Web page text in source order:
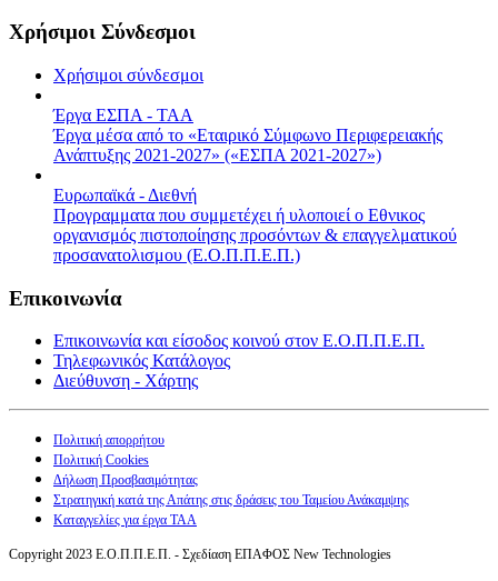
Χρήσιμοι Σύνδεσμοι
Χρήσιμοι σύνδεσμοι
Έργα ΕΣΠΑ - ΤΑΑ
Έργα μέσα από το «Εταιρικό Σύμφωνο Περιφερειακής
Ανάπτυξης 2021-2027» («ΕΣΠΑ 2021-2027»)
Ευρωπαϊκά - Διεθνή
Προγραμματα που συμμετέχει ή υλοποιεί ο Εθνικος
οργανισμός πιστοποίησης προσόντων & επαγγελματικού
προσανατολισμου (Ε.Ο.Π.Π.Ε.Π.)
Επικοινωνία
Επικοινωνία και είσοδος κοινού στον Ε.Ο.Π.Π.Ε.Π.
Τηλεφωνικός Κατάλογος
Διεύθυνση - Χάρτης
Πολιτική απορρήτου
Πολιτική Cookies
Δήλωση Προσβασιμότητας
Στρατηγική κατά της Απάτης στις δράσεις του Ταμείου Ανάκαμψης
Καταγγελίες για έργα ΤΑΑ
Copyright 2023 Ε.Ο.Π.Π.Ε.Π. - Σχεδίαση ΕΠΑΦΟΣ New Technologies